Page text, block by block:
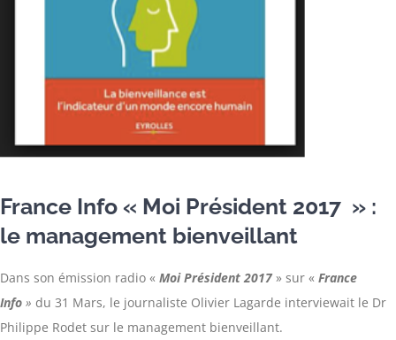
France Info « Moi Président 2017 » :
le management bienveillant
Dans son émission radio « Moi Président 2017» sur « France
Info » du 31 Mars, le journaliste Olivier Lagarde interviewait le Dr
Philippe Rodet sur le management bienveillant.